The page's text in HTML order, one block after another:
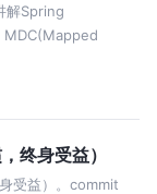
解Spring
MDC(Mapped
终身受益）
受益）。commit